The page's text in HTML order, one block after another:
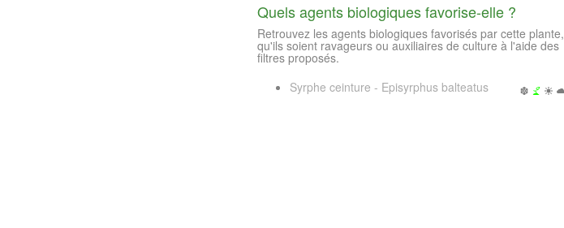
Quels agents biologiques favorise-elle ?
Retrouvez les agents biologiques favorisés par cette plante,
qu'ils soient ravageurs ou auxiliaires de culture à l'aide des
filtres proposés.
Syrphe ceinture - Episyrphus balteatus